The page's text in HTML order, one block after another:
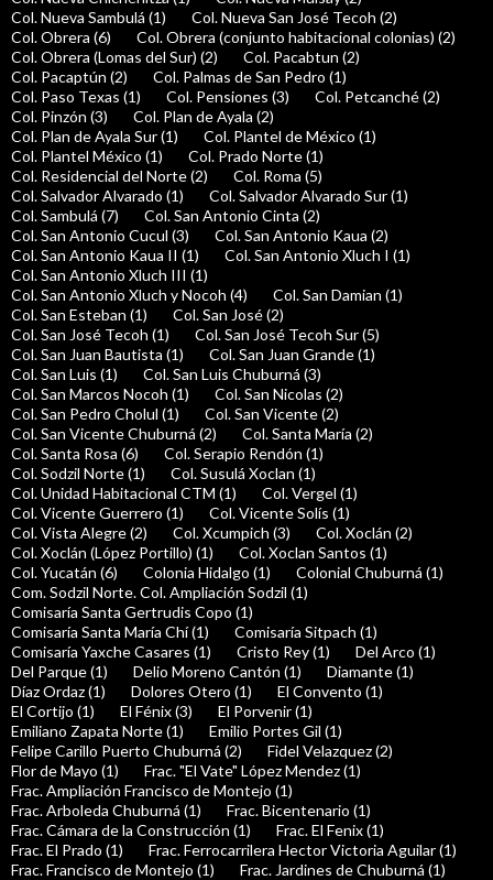
Col. Nueva Sambulá (1)
Col. Nueva San José Tecoh (2)
Col. Obrera (6)
Col. Obrera (conjunto habitacional colonias) (2)
Col. Obrera (Lomas del Sur) (2)
Col. Pacabtun (2)
Col. Pacaptún (2)
Col. Palmas de San Pedro (1)
Col. Paso Texas (1)
Col. Pensiones (3)
Col. Petcanché (2)
Col. Pinzón (3)
Col. Plan de Ayala (2)
Col. Plan de Ayala Sur (1)
Col. Plantel de México (1)
Col. Plantel México (1)
Col. Prado Norte (1)
Col. Residencial del Norte (2)
Col. Roma (5)
Col. Salvador Alvarado (1)
Col. Salvador Alvarado Sur (1)
Col. Sambulá (7)
Col. San Antonio Cinta (2)
Col. San Antonio Cucul (3)
Col. San Antonio Kaua (2)
Col. San Antonio Kaua II (1)
Col. San Antonio Xluch I (1)
Col. San Antonio Xluch III (1)
Col. San Antonio Xluch y Nocoh (4)
Col. San Damian (1)
Col. San Esteban (1)
Col. San José (2)
Col. San José Tecoh (1)
Col. San José Tecoh Sur (5)
Col. San Juan Bautista (1)
Col. San Juan Grande (1)
Col. San Luis (1)
Col. San Luis Chuburná (3)
Col. San Marcos Nocoh (1)
Col. San Nicolas (2)
Col. San Pedro Cholul (1)
Col. San Vicente (2)
Col. San Vicente Chuburná (2)
Col. Santa María (2)
Col. Santa Rosa (6)
Col. Serapio Rendón (1)
Col. Sodzil Norte (1)
Col. Susulá Xoclan (1)
Col. Unidad Habitacional CTM (1)
Col. Vergel (1)
Col. Vicente Guerrero (1)
Col. Vicente Solís (1)
Col. Vista Alegre (2)
Col. Xcumpich (3)
Col. Xoclán (2)
Col. Xoclán (López Portillo) (1)
Col. Xoclan Santos (1)
Col. Yucatán (6)
Colonia Hidalgo (1)
Colonial Chuburná (1)
Com. Sodzil Norte. Col. Ampliación Sodzil (1)
Comisaría Santa Gertrudis Copo (1)
Comisaría Santa María Chí (1)
Comisaría Sitpach (1)
Comisaría Yaxche Casares (1)
Cristo Rey (1)
Del Arco (1)
Del Parque (1)
Delio Moreno Cantón (1)
Diamante (1)
Díaz Ordaz (1)
Dolores Otero (1)
El Convento (1)
El Cortijo (1)
El Fénix (3)
El Porvenir (1)
Emiliano Zapata Norte (1)
Emilio Portes Gil (1)
Felipe Carillo Puerto Chuburná (2)
Fidel Velazquez (2)
Flor de Mayo (1)
Frac. "El Vate" López Mendez (1)
Frac. Ampliación Francisco de Montejo (1)
Frac. Arboleda Chuburná (1)
Frac. Bicentenario (1)
Frac. Cámara de la Construcción (1)
Frac. El Fenix (1)
Frac. El Prado (1)
Frac. Ferrocarrilera Hector Victoria Aguilar (1)
Frac. Francisco de Montejo (1)
Frac. Jardines de Chuburná (1)